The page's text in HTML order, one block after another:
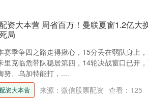
资大本营 周省百万！曼联夏窗1.2亿大
局
赛季争四之路走得揪心，15分丢在弱队身上
里克临危带队稳居第四，14轮决战窗口已开
努、乌加特能打，....
资大本营 来源：微信股票配资 查看： 125